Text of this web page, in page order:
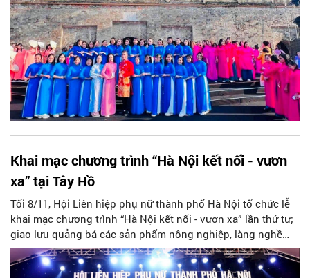
Khai mạc chương trình “Hà Nội kết nối - vươn
xa” tại Tây Hồ
Tối 8/11, Hội Liên hiệp phụ nữ thành phố Hà Nội tổ chức lễ
khai mạc chương trình “Hà Nội kết nối - vươn xa” lần thứ tư;
giao lưu quảng bá các sản phẩm nông nghiệp, làng nghề
truyền thống, sản phẩm sáng tạo của phụ nữ Hà Nội và phụ
nữ các tỉnh, thành phố vùng Đồng bằng sông Hồng.